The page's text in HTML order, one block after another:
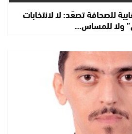
للصحافة تصعّد: لا لانتخابات
ولا للمساس…